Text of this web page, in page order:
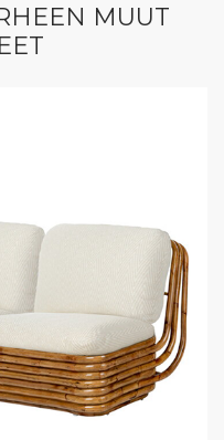
MUUT